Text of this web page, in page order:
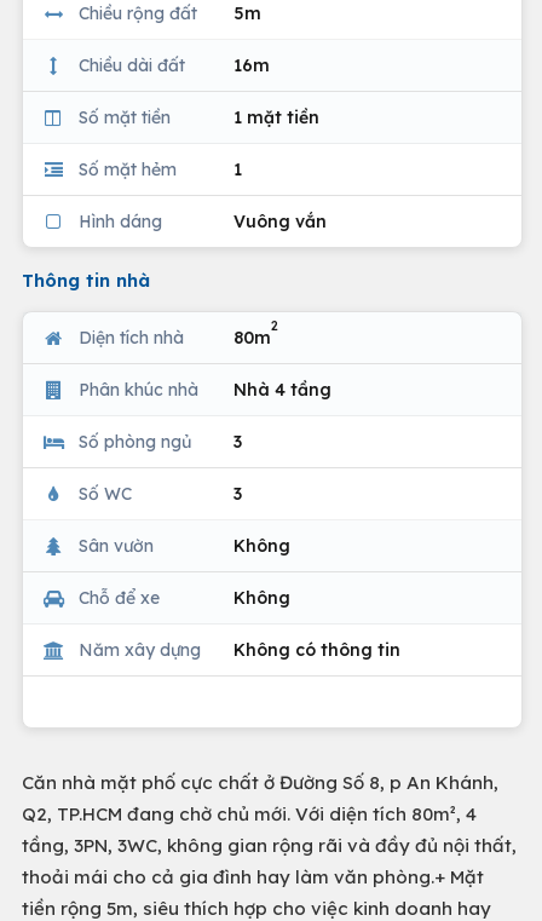
Chiều rộng đất 5m
Chiều dài đất 16m
Số mặt tiền 1 mặt tiền
Số mặt hẻm 1
Hình dáng Vuông vắn
Thông tin nhà
Diện tích nhà 80m
2
Phân khúc nhà Nhà 4 tầng
Số phòng ngủ 3
Số WC 3
Sân vườn Không
Chỗ để xe Không
Năm xây dựng Không có thông tin
Căn nhà mặt phố cực chất ở Đường Số 8, p An Khánh,
Q2, TP.HCM đang chờ chủ mới. Với diện tích 80m², 4
tầng, 3PN, 3WC, không gian rộng rãi và đầy đủ nội thất,
thoải mái cho cả gia đình hay làm văn phòng.+ Mặt
tiền rộng 5m, siêu thích hợp cho việc kinh doanh hay